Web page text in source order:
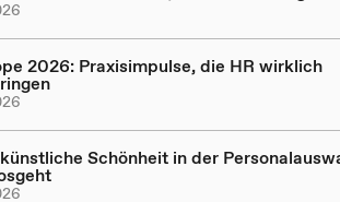
2026: Praxisimpulse, die HR wirklich
Schönheit in der